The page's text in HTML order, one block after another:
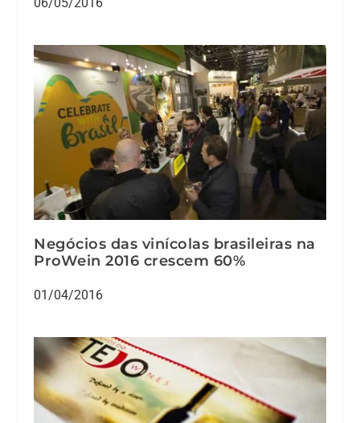
06/05/2016
Negócios das vinícolas brasileiras na
ProWein 2016 crescem 60%
01/04/2016